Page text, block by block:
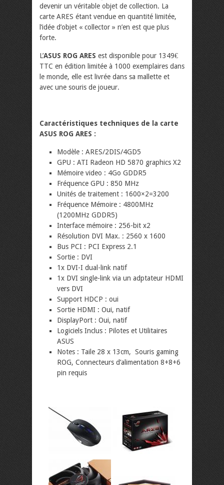
devenir un véritable objet de collection. La
carte ARES étant vendue en quantité limitée,
l’idée d’objet « collector » n’en est que plus
forte.
L’ASUS ROG ARES est disponible pour 1349€
TTC en édition limitée à 1000 exemplaires dans
le monde, elle est livrée dans sa mallette et
avec une souris de joueur.
Caractéristiques techniques de la carte
ASUS ROG ARES :
Modèle : ARES/2DIS/4GD5
GPU : ATI Radeon HD 5870 graphics X2
Mémoire video : 4Go GDDR5
Fréquence GPU : 850 MHz
Unités de traitement : 1600×2=3200
Fréquence Mémoire : 4800MHz
(1200MHz GDDR5)
Interface mémoire : 256-bit x2
Résolution DVI Max. : 2560 x 1600
Bus PCI : PCI Express 2.1
Sortie : DVI
1x DVI-I dual-link natif
1x DVI single-link via un adptateur HDMI
vers DVI
Support HDCP : oui
Sortie HDMI : Oui, natif
DisplayPort : Oui, natif
Logiciels Inclus : Pilotes et Utilitaires
ASUS
Notes : Taile 28 x 13cm, Souris gaming
ROG, Connecteurs d’alimentation 8+8+6
pin requis